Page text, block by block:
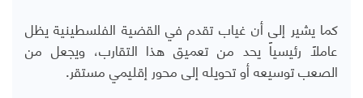
كما يشير إلى أن غياب تقدم في القضية الفلسطينية يظل
عاملاً رئيسياً يحد من تعميق هذا التقارب، ويجعل من
الصعب توسيعه أو تحويله إلى محور إقليمي مستقر.